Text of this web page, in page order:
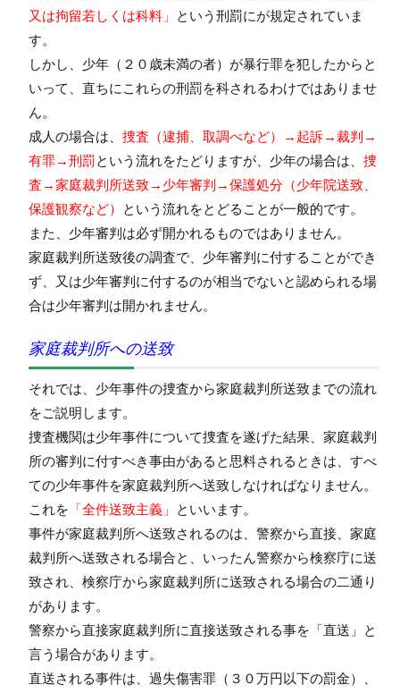
又は拘留若しくは科料」
という刑罰にが規定されていま
す。
しかし、少年（２０歳未満の者）が暴行罪を犯したからと
いって、直ちにこれらの刑罰を科されるわけではありませ
ん。
成人の場合は、 捜査（逮捕、取調べなど）→起訴→裁判→
有罪→刑罰という流れをたどりますが、少年の場合は、 捜
査→家庭裁判所送致→少年審判→保護処分（少年院送致、
保護観察など）
という流れをとどることが一般的です。
また、少年審判は必ず開かれるものではありません。
家庭裁判所送致後の調査で、少年審判に付することができ
ず、又は少年審判に付するのが相当でないと認められる場
合は少年審判は開かれません。
家庭裁判所への送致
それでは、少年事件の捜査から家庭裁判所送致までの流れ
をご説明します。
捜査機関は少年事件について捜査を遂げた結果、家庭裁判
所の審判に付すべき事由があると思料されるときは、すべ
ての少年事件を家庭裁判所へ送致しなければなりません。
これを 「全件送致主義」
といいます。
事件が家庭裁判所へ送致されるのは、警察から直接、家庭
裁判所へ送致される場合と、いったん警察から検察庁に送
致され、検察庁から家庭裁判所に送致される場合の二通り
があります。
警察から直接家庭裁判所に直接送致される事を「直送」と
言う場合があります。
直送される事件は、過失傷害罪（３０万円以下の罰金）、